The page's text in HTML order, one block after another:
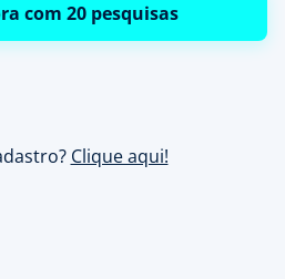
com 20 pesquisas
Clique aqui!